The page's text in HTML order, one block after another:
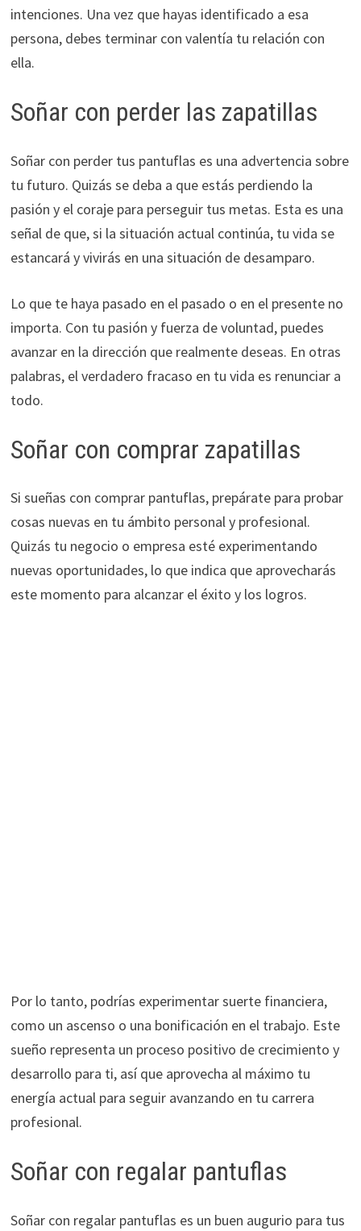
intenciones. Una vez que hayas identificado a esa
persona, debes terminar con valentía tu relación con
ella.
Soñar con perder las zapatillas
Soñar con perder tus pantuflas es una advertencia sobre
tu futuro. Quizás se deba a que estás perdiendo la
pasión y el coraje para perseguir tus metas. Esta es una
señal de que, si la situación actual continúa, tu vida se
estancará y vivirás en una situación de desamparo.
Lo que te haya pasado en el pasado o en el presente no
importa. Con tu pasión y fuerza de voluntad, puedes
avanzar en la dirección que realmente deseas. En otras
palabras, el verdadero fracaso en tu vida es renunciar a
todo.
Soñar con comprar zapatillas
Si sueñas con comprar pantuflas, prepárate para probar
cosas nuevas en tu ámbito personal y profesional.
Quizás tu negocio o empresa esté experimentando
nuevas oportunidades, lo que indica que aprovecharás
este momento para alcanzar el éxito y los logros.
Por lo tanto, podrías experimentar suerte financiera,
como un ascenso o una bonificación en el trabajo. Este
sueño representa un proceso positivo de crecimiento y
desarrollo para ti, así que aprovecha al máximo tu
energía actual para seguir avanzando en tu carrera
profesional.
Soñar con regalar pantuflas
Soñar con regalar pantuflas es un buen augurio para tus